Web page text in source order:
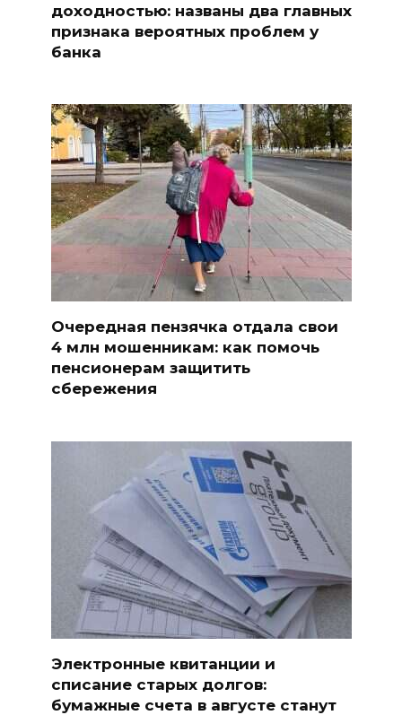
доходностью: названы два главных
признака вероятных проблем у
банка
Очередная пензячка отдала свои
4 млн мошенникам: как помочь
пенсионерам защитить
сбережения
Электронные квитанции и
списание старых долгов:
бумажные счета в августе станут